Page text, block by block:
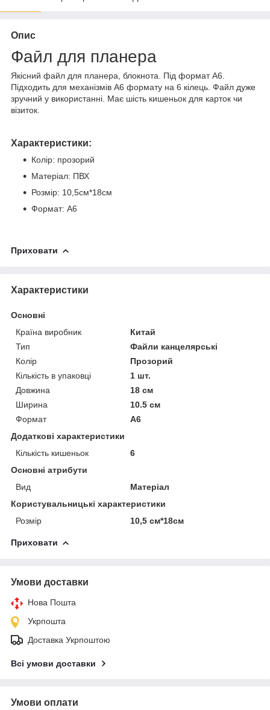
Опис
Файл для планера
Якісний файл для планера, блокнота. Під формат А6.
Підходить для механізмів А6 формату на 6 кілець. Файл дуже
зручний у використанні. Має шість кишеньок для карток чи
візиток.
Характеристики:
Колір: прозорий
Матеріал: ПВХ
Розмір: 10,5см*18см
Формат: А6
Приховати
Характеристики
Основні
Країна виробник
Китай
Тип
Файли канцелярські
Колір
Прозорий
Кількість в упаковці
1 шт.
Довжина
18 см
Ширина
10.5 см
Формат
A6
Додаткові характеристики
Кількість кишеньок
6
Основні атрибути
Вид
Матеріал
Користувальницькі характеристики
Розмір
10,5 см*18см
Приховати
Умови доставки
Нова Пошта
Укрпошта
Доставка Укрпоштою
Всі умови доставки
Умови оплати